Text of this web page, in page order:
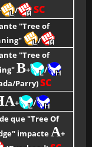
/ SC
"Tree of
/
"Tree of
B+
/
Parry)SC
+ /
que "Tree Of
impacte A+